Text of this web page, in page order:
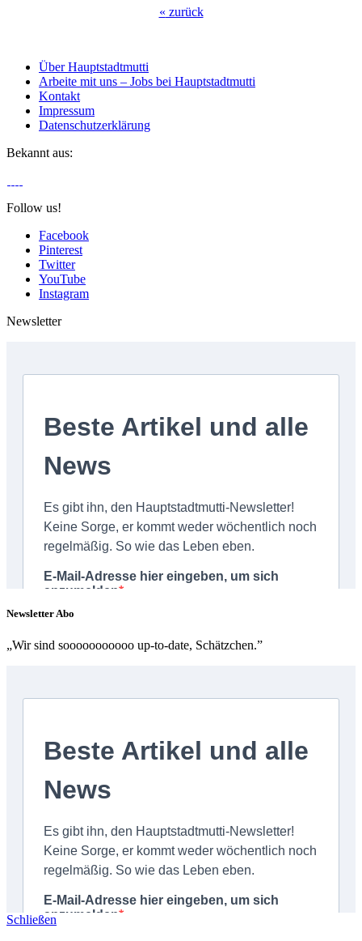
« zurück
Über Hauptstadtmutti
Arbeite mit uns – Jobs bei Hauptstadtmutti
Kontakt
Impressum
Datenschutzerklärung
Bekannt aus:
Follow us!
Facebook
Pinterest
Twitter
YouTube
Instagram
Newsletter
Newsletter Abo
„Wir sind sooooooooooo up-to-date, Schätzchen.”
Schließen